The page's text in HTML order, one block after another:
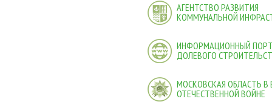
АГЕНТСТВО РАЗВИТИЯ
КОММУНАЛЬНОЙ
ИНФОРМАЦИОННЫЙ
ДОЛЕВОГО
МОСКОВСКАЯ ОБЛАСТЬ В
ОТЕЧЕСТВЕННОЙ ВОЙНЕ